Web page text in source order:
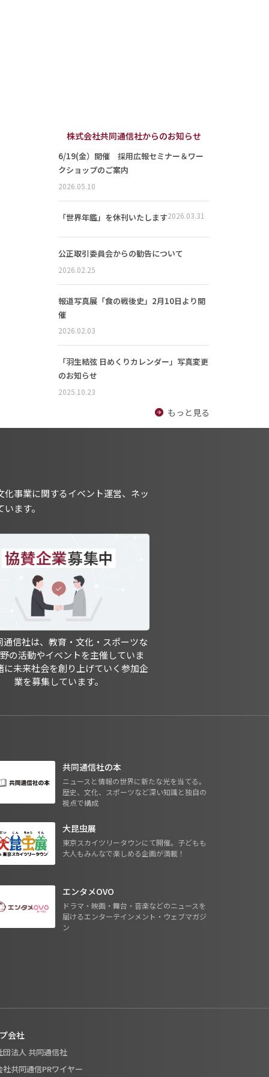
株式会社共同通信社からのお知らせ
6/19(金）開催 採用広報セミナー＆ワー
クショップのご案内
2026.05.10
「世界年鑑」を休刊いたします2026.03.31
公正取引委員会からの勧告について
2026.02.25
報道写真展「食の戦後史」2月10日より開
催
2026.02.03
「羽生結弦 日めくりカレンダー」写真変更
のお知らせ
2025.10.23
もっと見る
事業に関するイベント運営、ネッ
ます。
通信社は、教育・文化・スポーツな
の活動やイベントを主催していま
に未来社会を創り上げていく参加企
業を募集しています。
共同通信社の本
ニュースと情報の世界に新たな光を当てる。
歴史、文化、スポーツなど深い知識と独自の
視点で構成
大昆虫展
東京スカイツリータウンにて開催。子どもも
大人もみんなで楽しめる企画が満載！
エンタメOVO
ドラマ・映画・舞台・音楽などのニュースを
届けるエンターテインメント・ウェブマガジ
ン
会社
団法人 共同通信社
社共同通信PRワイヤー